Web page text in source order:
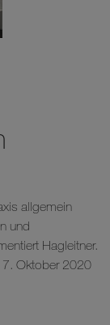
allgemein
und
Hagleitner.
7. Oktober 2020